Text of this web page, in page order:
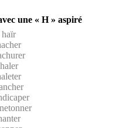
une « H » aspiré
haïr
haler